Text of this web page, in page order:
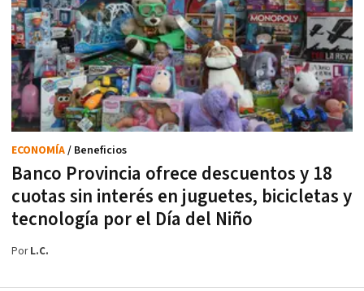
Banco Provincia ofrece descuentos y 18
cuotas sin interés en juguetes, bicicletas y
tecnología por el Día del Niño
ECONOMÍA/ Beneficios
PorL.C.